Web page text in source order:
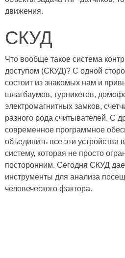
движения.
СКУД
Что вообще такое система
доступом (СКУД)? С одной
состоит из знакомых нам и
шлагбаумов, турникетов,
электромагнитных замков,
разного рода считывателей. С
современное программное
объединить все эти устройства
систему, которая не просто
посторонним. Сегодня СКУД
инструменты для анализа
человеческого фактора.